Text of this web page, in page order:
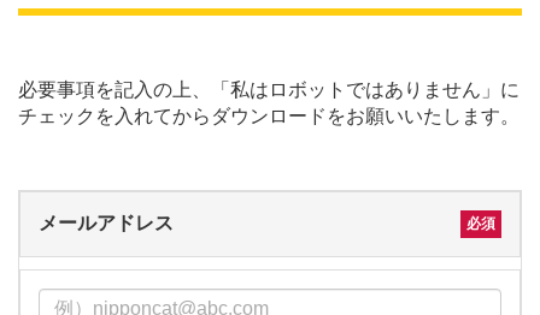
必要事項を記入の上、「私はロボットではありません」に
チェックを入れてからダウンロードをお願いいたします。
メールアドレス